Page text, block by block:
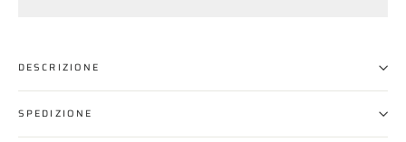
DESCRIZIONE
SPEDIZIONE